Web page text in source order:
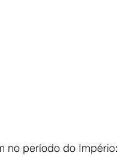
no período do Império: